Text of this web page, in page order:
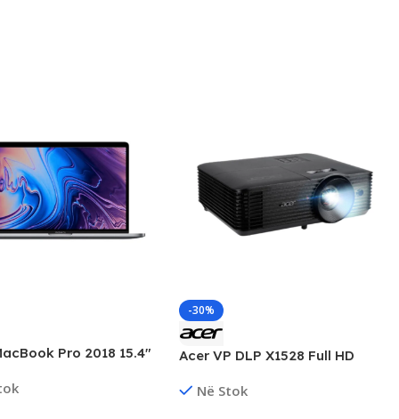
Pro 2018 15.4″
Radeon Pro
-30%
Acer VP DLP X1528 Full HD
NewNë Stok